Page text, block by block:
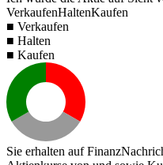
VerkaufenHaltenKaufen
■ Verkaufen
■ Halten
■ Kaufen
Sie erhalten auf